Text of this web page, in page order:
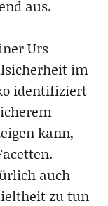
aus.
Urs
im
identifiziert
kann,
auch
zu tun